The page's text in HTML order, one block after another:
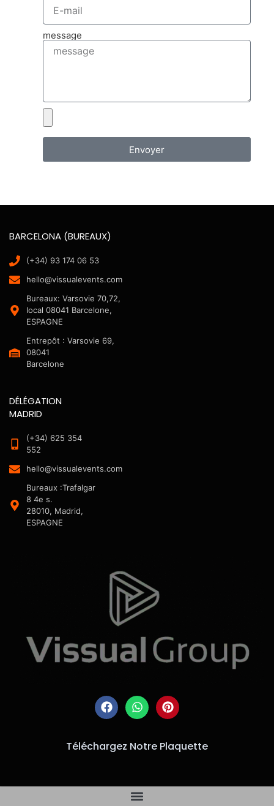
message
Envoyer
BARCELONA (BUREAUX)
(+34) 93 174 06 53
hello@vissualevents.com
Bureaux: Varsovie 70,72,
local 08041 Barcelone,
ESPAGNE
Entrepôt : Varsovie 69,
08041
Barcelone
DÉLÉGATION
MADRID
(+34) 625 354
552
hello@vissualevents.com
Bureaux :Trafalgar
8 4e s.
28010, Madrid,
ESPAGNE
Téléchargez Notre Plaquette